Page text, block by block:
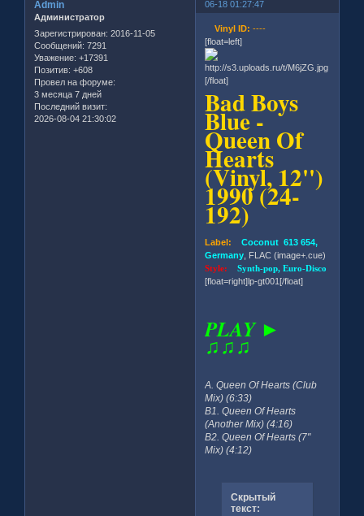
06-18 01:27:47
Admin
Администратор
Зарегистрирован: 2016-11-05
Сообщений: 7291
Уважение: +17391
Позитив: +608
Провел на форуме:
3 месяца 7 дней
Последний визит:
2026-08-04 21:30:02
Vinyl ID: ----
[float=left]
[/float]
Bad Boys
Blue -
Queen Of
Hearts
(Vinyl, 12'')
1990 (24-
192)
Label: Coconut 613 654,
Germany , FLAC (image+.cue)
Style:Synth-pop, Euro-Disco
[float=right]lp-gt001[/float]
PLAY ►
♫♫♫
A. Queen Of Hearts (Club
Mix) (6:33)
B1. Queen Of Hearts
(Another Mix) (4:16)
B2. Queen Of Hearts (7"
Mix) (4:12)
Скрытый
текст: